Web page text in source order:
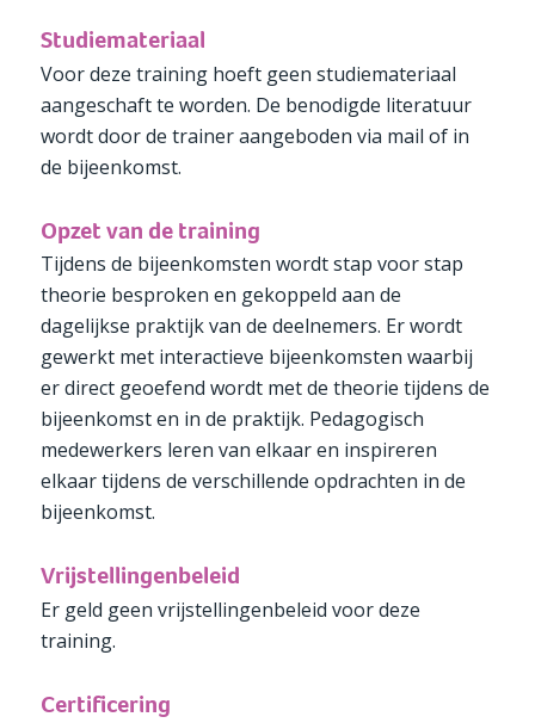
Studiemateriaal
Voor deze training hoeft geen studiemateriaal
aangeschaft te worden. De benodigde literatuur
wordt door de trainer aangeboden via mail of in
de bijeenkomst.
Opzet van de training
Tijdens de bijeenkomsten wordt stap voor stap
theorie besproken en gekoppeld aan de
dagelijkse praktijk van de deelnemers. Er wordt
gewerkt met interactieve bijeenkomsten waarbij
er direct geoefend wordt met de theorie tijdens de
bijeenkomst en in de praktijk. Pedagogisch
medewerkers leren van elkaar en inspireren
elkaar tijdens de verschillende opdrachten in de
bijeenkomst.
Vrijstellingenbeleid
Er geld geen vrijstellingenbeleid voor deze
training.
Certificering